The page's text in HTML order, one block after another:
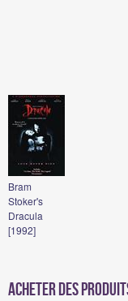
Bram
Stoker's
Dracula
[1992]
Acheter des